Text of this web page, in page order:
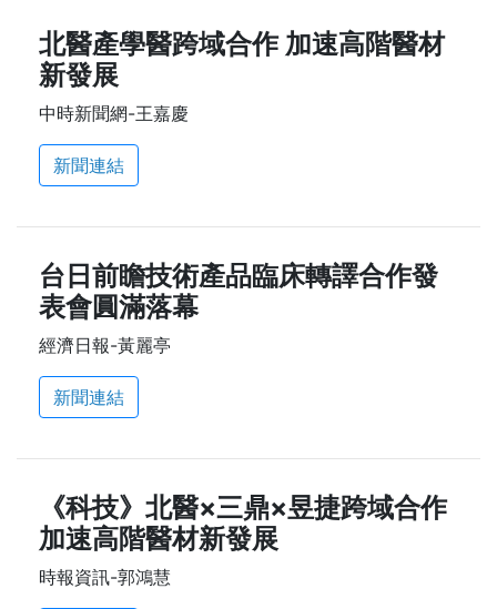
北醫產學醫跨域合作 加速高階醫材
新發展
中時新聞網-王嘉慶
新聞連結
台日前瞻技術產品臨床轉譯合作發
表會圓滿落幕
經濟日報-黃麗亭
新聞連結
《科技》北醫×三鼎×昱捷跨域合作
加速高階醫材新發展
時報資訊-郭鴻慧